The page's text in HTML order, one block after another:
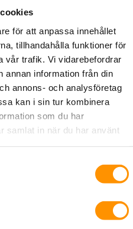
för att anpassa innehållet
tillhandahålla funktioner för
vår trafik. Vi vidarebefordrar
annan information från din
annons- och analysföretag
kan i sin tur kombinera
som du har
samlat in när du har använt
A15,
för att låsa upp
Dokument
pentaheadbulten, och lyfter
med undantag för FF12267